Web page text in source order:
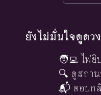
ยังไม่มั่นใจดูดว
🧑‍💻 ไพ่ยิ
🔍 ดูสถา
📬 ตอบก